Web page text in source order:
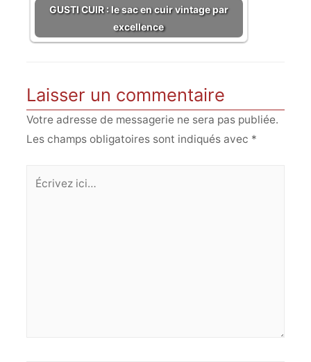
GUSTI CUIR : le sac en cuir vintage par
excellence
Laisser un commentaire
Votre adresse de messagerie ne sera pas publiée.
Les champs obligatoires sont indiqués avec *
Écrivez